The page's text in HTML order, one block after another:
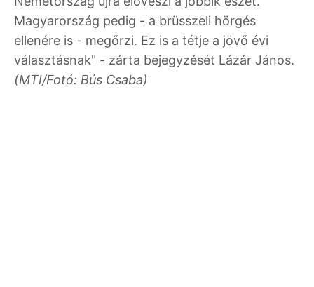
Magyarország pedig - a brüsszeli hörgés
ellenére is - megőrzi. Ez is a tétje a jövő évi
választásnak" - zárta bejegyzését Lázár János.
(MTI/Fotó: Bús Csaba)